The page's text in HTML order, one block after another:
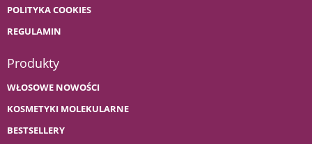
POLITYKA COOKIES
REGULAMIN
Produkty
WŁOSOWE NOWOŚCI
KOSMETYKI MOLEKULARNE
BESTSELLERY